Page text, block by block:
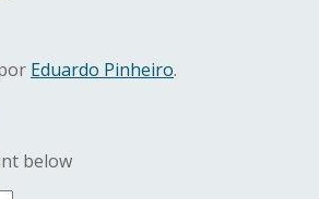
Eduardo Pinheiro.
below